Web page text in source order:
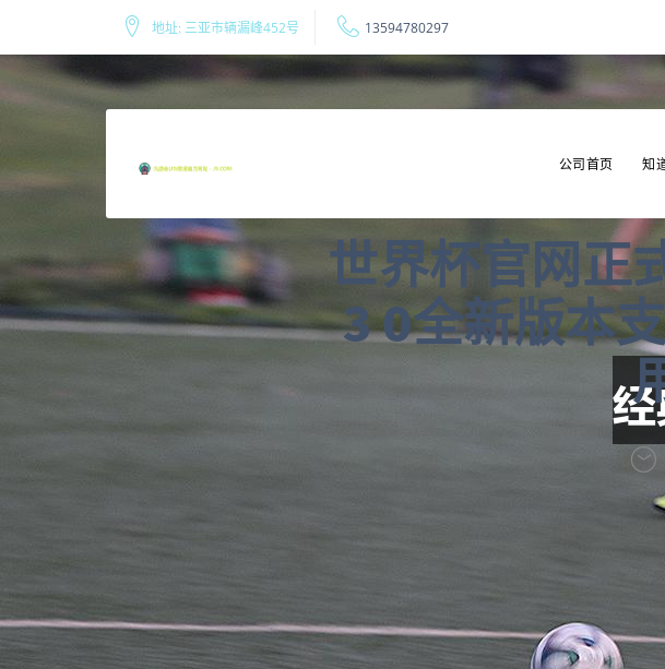
地址: 三亚市辆漏峰452号 13594780297
公司首页 知
世界杯官网正
3 0全新版本